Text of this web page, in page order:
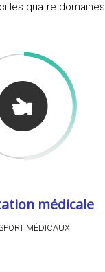
les quatre domaines
médicale
MÉDICAUX